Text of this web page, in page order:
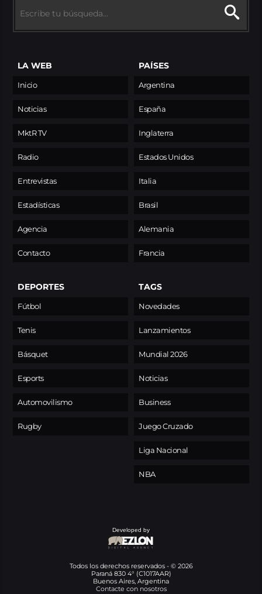
LA WEB
Inicio
Noticias
MktR TV
Radio
Entrevistas
Estadísticas
Agencia
Contacto
PAÍSES
Argentina
España
Inglaterra
Estados Unidos
Italia
Brasil
Alemania
Francia
DEPORTES
Fútbol
Tenis
Básquet
Esports
Automovilismo
Rugby
TAGS
Novedades
Lanzamientos
Mundial 2026
Noticias
Business
Juego Cruzado
Liga Nacional
NBA
Developed by
Todos los derechos reservados - © 2026
Paraná 830 4° (C1017AAR)
Buenos Aires, Argentina
Contacte con nosotros